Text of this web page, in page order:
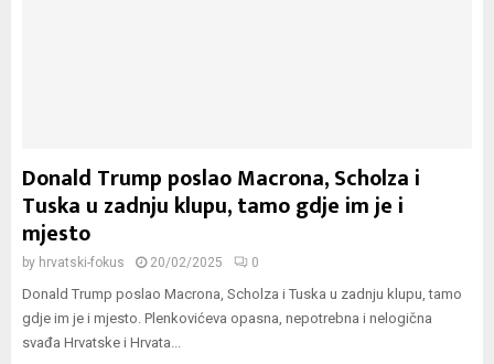
Donald Trump poslao Macrona, Scholza i
Tuska u zadnju klupu, tamo gdje im je i
mjesto
by hrvatski-fokus 20/02/2025 0
Donald Trump poslao Macrona, Scholza i Tuska u zadnju klupu, tamo
gdje im je i mjesto. Plenkovićeva opasna, nepotrebna i nelogična
svađa Hrvatske i Hrvata...